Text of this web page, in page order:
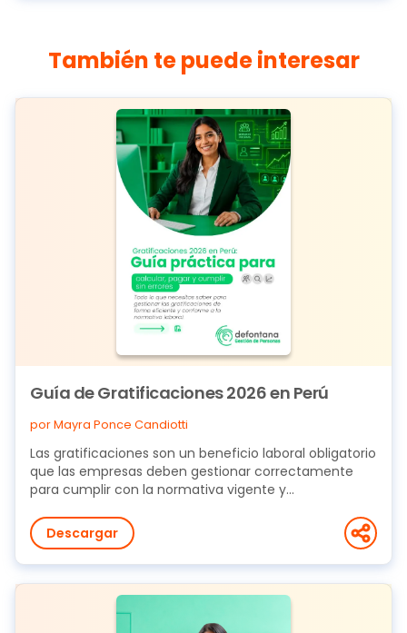
También te puede interesar
Guía de Gratificaciones 2026 en Perú
por Mayra Ponce Candiotti
Las gratificaciones son un beneficio laboral obligatorio
que las empresas deben gestionar correctamente
para cumplir con la normativa vigente y...
Descargar